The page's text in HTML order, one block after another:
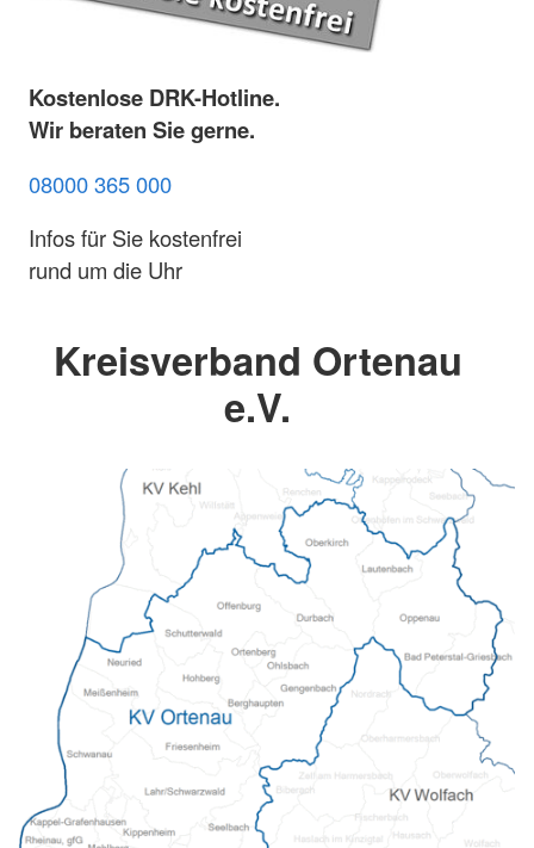
Kostenlose DRK-Hotline.
Wir beraten Sie gerne.
08000 365 000
Infos für Sie kostenfrei
rund um die Uhr
Kreisverband Ortenau
e.V.